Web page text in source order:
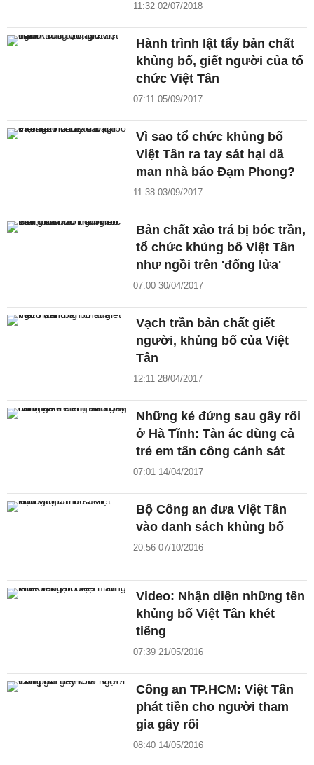
11:32 02/07/2018
Hành trình lật tẩy bản chất
khủng bố, giết người của tổ
chức Việt Tân
07:11 05/09/2017
Vì sao tổ chức khủng bố
Việt Tân ra tay sát hại dã
man nhà báo Đạm Phong?
11:38 03/09/2017
Bản chất xảo trá bị bóc trần,
tổ chức khủng bố Việt Tân
như ngồi trên 'đống lửa'
07:00 30/04/2017
Vạch trần bản chất giết
người, khủng bố của Việt
Tân
12:11 28/04/2017
Những kẻ đứng sau gây rối
ở Hà Tĩnh: Tàn ác dùng cả
trẻ em tấn công cảnh sát
07:01 14/04/2017
Bộ Công an đưa Việt Tân
vào danh sách khủng bố
20:56 07/10/2016
Video: Nhận diện những tên
khủng bố Việt Tân khét
tiếng
07:39 21/05/2016
Công an TP.HCM: Việt Tân
phát tiền cho người tham
gia gây rối
08:40 14/05/2016